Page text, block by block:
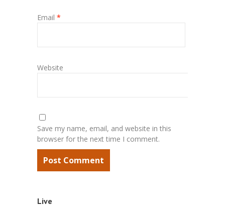
Email *
Website
Save my name, email, and website in this
browser for the next time I comment.
Live